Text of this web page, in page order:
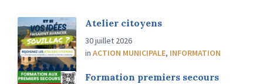
Atelier citoyens
30 juillet 2026
in ACTION MUNICIPALE, INFORMATION
Formation premiers secours